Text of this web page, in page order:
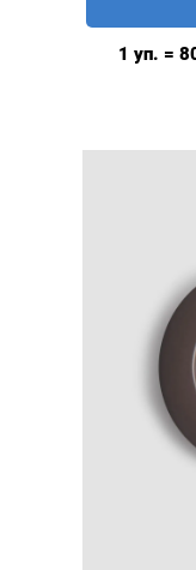
1 уп. =